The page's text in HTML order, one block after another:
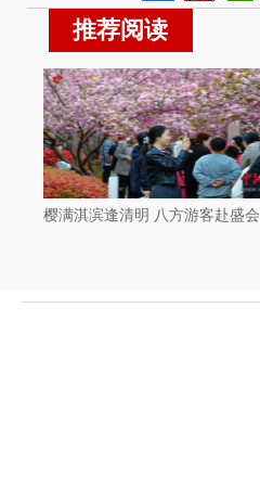
推荐阅读
樱满淇滨逢清明 八方游客赴盛会